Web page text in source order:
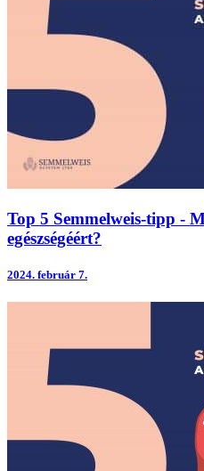
Top 5 Semmelweis-tipp -
egészségéért?
2024. február 7.